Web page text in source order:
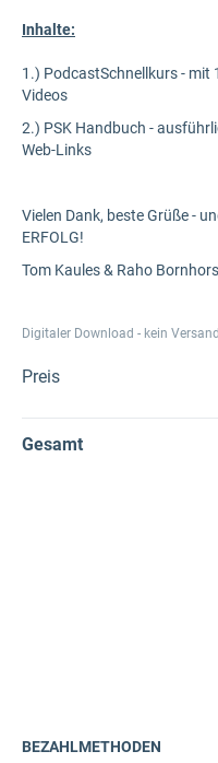
Inhalte:
1.) PodcastSchnellkurs - mit
Videos
2.) PSK Handbuch -
Web-Links
Vielen Dank, beste Grüße -
ERFOLG!
Tom Kaules & Raho
Digitaler Download - kein Versand
Preis
Gesamt
BEZAHLMETHODEN